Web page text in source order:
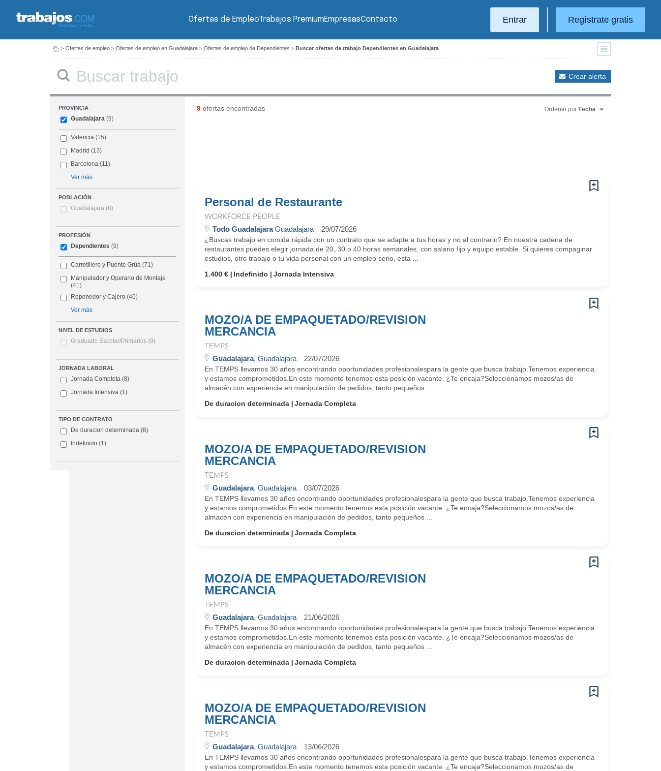
Ofertas de EmpleoTrabajos PremiumEmpresasContacto Entrar Regístrate gratis
> Ofertas de empleo > Ofertas de empleo en Guadalajara > Ofertas de empleo de Dependientes > Buscar ofertas de trabajo Dependientes en Guadalajara
Crear alerta
PROVINCIA
Guadalajara (9)
Valencia (15)
Madrid (13)
Barcelona (11)
Ver más
POBLACIÓN
Guadalajara (8)
PROFESIÓN
Dependientes (9)
Carretillero y Puente Grúa (71)
Manipulador y Operario de Montaje
(41)
Reponedor y Cajero (40)
Ver más
NIVEL DE ESTUDIOS
Graduado Escolar/Primarios (9)
JORNADA LABORAL
Jornada Completa (8)
Jornada Intensiva (1)
TIPO DE CONTRATO
De duracion determinada (8)
Indefinido (1)
9ofertas encontradas Ordenar por Fecha
Personal de Restaurante
WORKFORCE PEOPLE
Todo GuadalajaraGuadalajara 29/07/2026
¿Buscas trabajo en comida rápida con un contrato que se adapte a tus horas y no al contrario? En nuestra cadena de
restaurantes puedes elegir jornada de 20, 30 o 40 horas semanales, con salario fijo y equipo estable. Si quieres compaginar
estudios, otro trabajo o tu vida personal con un empleo serio, esta ...
1.400 €
Indefinido Jornada Intensiva
MOZO/A DE EMPAQUETADO/REVISION
MERCANCIA
TEMPS
Guadalajara, Guadalajara 22/07/2026
En TEMPS llevamos 30 años encontrando oportunidades profesionalespara la gente que busca trabajo.Tenemos experiencia
y estamos comprometidos.En este momento tenemos esta posición vacante. ¿Te encaja?Seleccionamos mozos/as de
almacén con experiencia en manipulación de pedidos, tanto pequeños ...
De duracion determinada
Jornada Completa
MOZO/A DE EMPAQUETADO/REVISION
MERCANCIA
TEMPS
Guadalajara, Guadalajara 03/07/2026
En TEMPS llevamos 30 años encontrando oportunidades profesionalespara la gente que busca trabajo.Tenemos experiencia
y estamos comprometidos.En este momento tenemos esta posición vacante. ¿Te encaja?Seleccionamos mozos/as de
almacén con experiencia en manipulación de pedidos, tanto pequeños ...
De duracion determinada
Jornada Completa
MOZO/A DE EMPAQUETADO/REVISION
MERCANCIA
TEMPS
Guadalajara, Guadalajara 21/06/2026
En TEMPS llevamos 30 años encontrando oportunidades profesionalespara la gente que busca trabajo.Tenemos experiencia
y estamos comprometidos.En este momento tenemos esta posición vacante. ¿Te encaja?Seleccionamos mozos/as de
almacén con experiencia en manipulación de pedidos, tanto pequeños ...
De duracion determinada
Jornada Completa
MOZO/A DE EMPAQUETADO/REVISION
MERCANCIA
TEMPS
Guadalajara, Guadalajara 13/06/2026
En TEMPS llevamos 30 años encontrando oportunidades profesionalespara la gente que busca trabajo.Tenemos experiencia
y estamos comprometidos.En este momento tenemos esta posición vacante. ¿Te encaja?Seleccionamos mozos/as de